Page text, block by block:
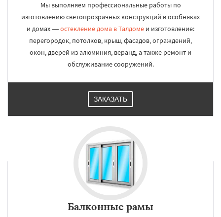
Мы выполняем профессиональные работы по
изготовлению светопрозрачных конструкций в особняках
и домах —остекление дома в Талдоме и изготовление:
перегородок, потолков, крыш, фасадов, ограждений,
окон, дверей из алюминия, веранд, а также ремонт и
обслуживание сооружений.
ЗАКАЗАТЬ
Балконные рамы